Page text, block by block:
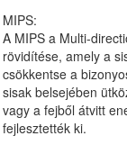
MIPS:
A MIPS a Multi-
rövidítése, amely a
csökkentse a
sisak belsejében
vagy a fejből átvitt
fejlesztették ki.